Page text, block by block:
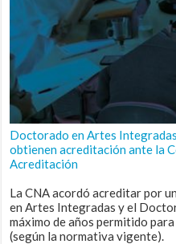
Doctorado en Artes
obtienen acreditación ante la
Acreditación
La CNA acordó acreditar por
en Artes Integradas y el
máximo de años permitido
(según la normativa vigente).